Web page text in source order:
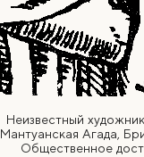
Неизвестный
Мантуанская Агада,
Общественное